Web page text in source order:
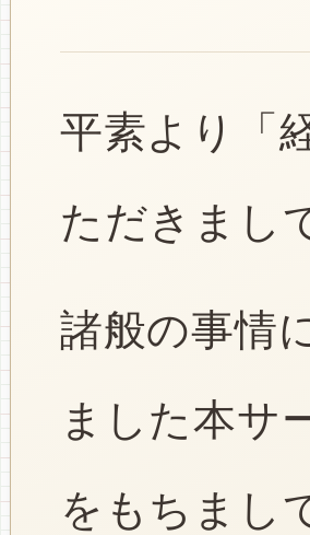
平素より「
ただきまし
諸般の事情
ました本サ
をもちまし